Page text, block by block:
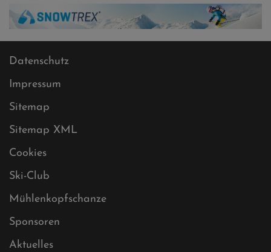
Datenschutz
Impressum
Sitemap
Sitemap XML
Cookies
Ski-Club
Mühlenkopfschanze
Sponsoren
Aktuelles